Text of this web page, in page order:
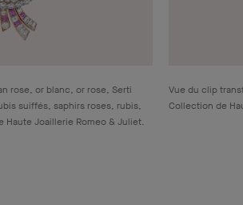
rose, or blanc, or rose, Serti
suiffés, saphirs roses, rubis,
Haute Joaillerie Romeo & Juliet.
Vue du clip
Collection de